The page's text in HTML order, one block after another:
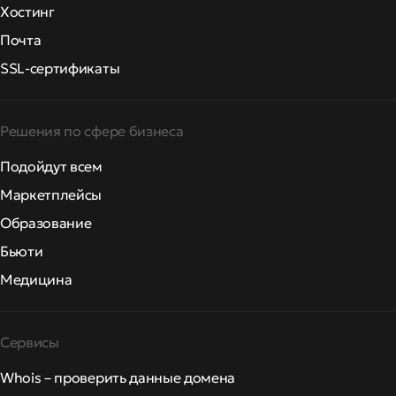
Хостинг
Почта
SSL-сертификаты
Решения по сфере бизнеса
Подойдут всем
Маркетплейсы
Образование
Бьюти
Медицина
Сервисы
Whois – проверить данные домена